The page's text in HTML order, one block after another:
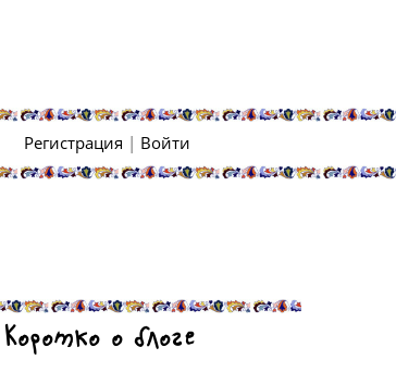
Регистрация | Войти
Коротко о блоге